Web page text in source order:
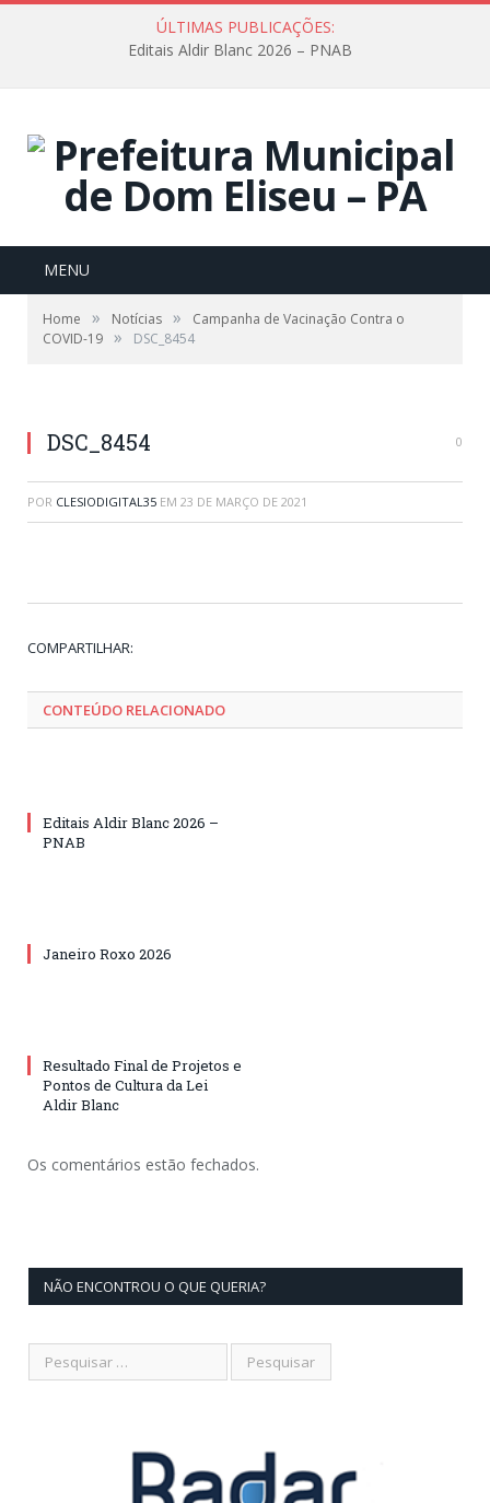
ÚLTIMAS PUBLICAÇÕES:
Editais Aldir Blanc 2026 – PNAB
MENU
Home » Notícias »
Campanha de Vacinação Contra o
COVID-19 » DSC_8454
DSC_8454 0
POR CLESIODIGITAL35 EM 23 DE MARÇO DE 2021
COMPARTILHAR:
CONTEÚDO RELACIONADO
Editais Aldir Blanc 2026 –
PNAB
Janeiro Roxo 2026
Resultado Final de Projetos e
Pontos de Cultura da Lei
Aldir Blanc
Os comentários estão fechados.
NÃO ENCONTROU O QUE QUERIA?